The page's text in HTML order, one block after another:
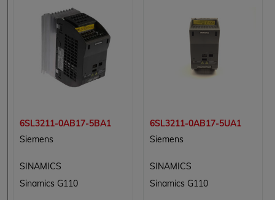
6SL3211-0AB17-5BA1
Siemens
SINAMICS
Sinamics G110
6SL3211-0AB17-5UA1
Siemens
SINAMICS
Sinamics G110